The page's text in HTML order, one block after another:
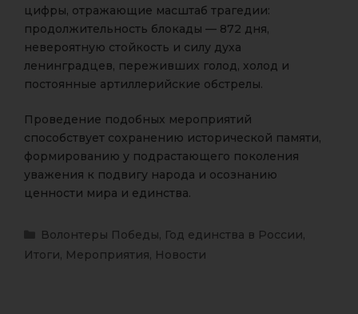
цифры, отражающие масштаб трагедии:
продолжительность блокады — 872 дня,
невероятную стойкость и силу духа
ленинградцев, переживших голод, холод и
постоянные артиллерийские обстрелы.
Проведение подобных мероприятий
способствует сохранению исторической памяти,
формированию у подрастающего поколения
уважения к подвигу народа и осознанию
ценности мира и единства.
Волонтеры Победы, Год единства в России,
Итоги, Мероприятия, Новости